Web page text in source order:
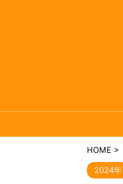
HOME >
2024年